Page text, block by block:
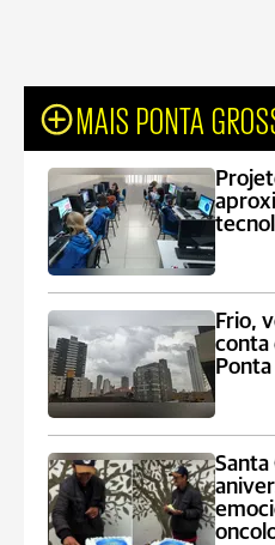
MAIS PONTA
Frio,
conta
Santa